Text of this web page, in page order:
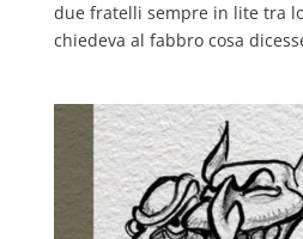
due fratelli sempre in lite tra
chiedeva al fabbro cosa